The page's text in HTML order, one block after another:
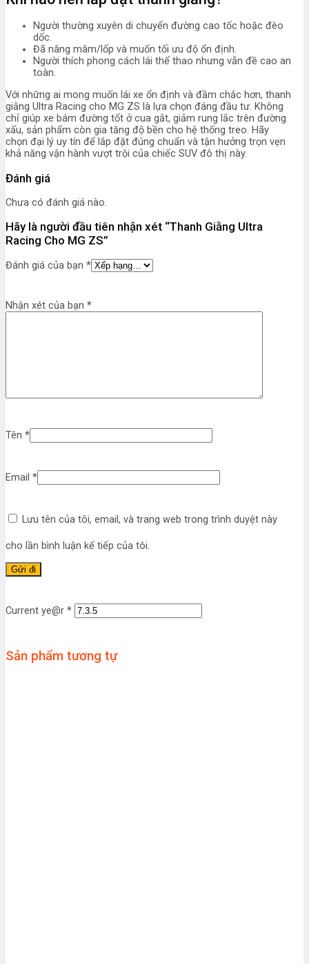
Người thường xuyên di chuyển đường cao tốc hoặc đèo
dốc.
Đã nâng mâm/lốp và muốn tối ưu độ ổn định.
Người thích phong cách lái thể thao nhưng vẫn đề cao an
toàn.
Với những ai mong muốn lái xe ổn định và đầm chắc hơn, thanh
giằng Ultra Racing cho MG ZS là lựa chọn đáng đầu tư. Không
chỉ giúp xe bám đường tốt ở cua gắt, giảm rung lắc trên đường
xấu, sản phẩm còn gia tăng độ bền cho hệ thống treo. Hãy
chọn đại lý uy tín để lắp đặt đúng chuẩn và tận hưởng trọn vẹn
khả năng vận hành vượt trội của chiếc SUV đô thị này.
Đánh giá
Chưa có đánh giá nào.
Hãy là người đầu tiên nhận xét “Thanh Giằng Ultra
Racing Cho MG ZS”
Đánh giá của bạn *
Nhận xét của bạn *
Tên *
Email *
Lưu tên của tôi, email, và trang web trong trình duyệt này
cho lần bình luận kế tiếp của tôi.
Current ye@r *
Sản phẩm tương tự